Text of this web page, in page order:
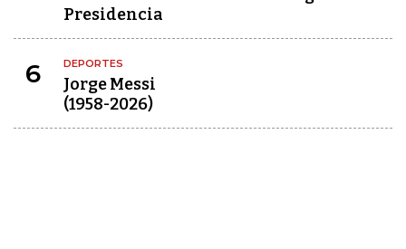
Presidencia
6 DEPORTES
Jorge Messi
(1958-2026)